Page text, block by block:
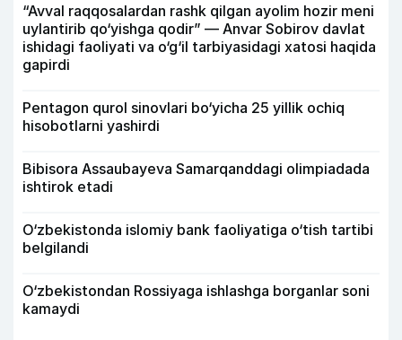
“Avval raqqosalardan rashk qilgan ayolim hozir meni
uylantirib qo‘yishga qodir” — Anvar Sobirov davlat
ishidagi faoliyati va o‘g‘il tarbiyasidagi xatosi haqida
gapirdi
Pentagon qurol sinovlari bo‘yicha 25 yillik ochiq
hisobotlarni yashirdi
Bibisora Assaubayeva Samarqanddagi olimpiadada
ishtirok etadi
O‘zbekistonda islomiy bank faoliyatiga o‘tish tartibi
belgilandi
O‘zbekistondan Rossiyaga ishlashga borganlar soni
kamaydi